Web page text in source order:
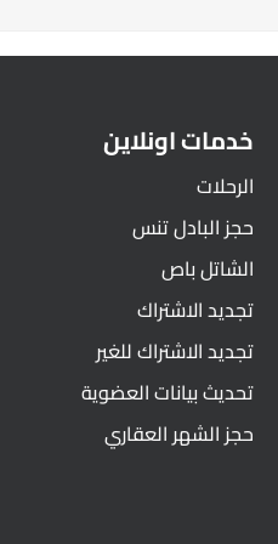
خدمات اونلاين
الرحلات
حجز البادل تنس
الشاتل باص
تجديد الاشتراك
تجديد الاشتراك للغير
تحديث بيانات العضوية
حجز الشهر العقاري